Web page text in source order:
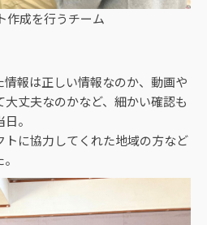
作成を行うチーム
情報は正しい情報なのか、動画や
丈夫なのかなど、細かい確認も
。
に協力してくれた地域の方など